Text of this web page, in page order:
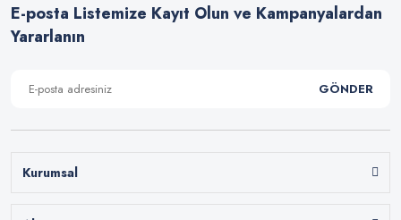
E-posta Listemize Kayıt Olun ve Kampanyalardan
Yararlanın
GÖNDER
Kurumsal